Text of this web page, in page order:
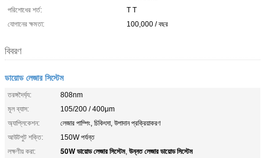
পরিশোধের শর্ত:
T T
যোগানের ক্ষমতা:
100,000 / বছর
বিবরণ
ডায়োড লেজার সিস্টেম
তরঙ্গদৈর্ঘ্য:
808nm
মূল ব্যাস:
105/200 / 400μm
অ্যাপ্লিকেশন:
লেজার পাম্পিং, চিকিৎসা, উপাদান প্রক্রিয়াকরণ
আউটপুট শক্তি:
150W পর্যন্ত
লক্ষণীয় করা:
50W ডায়োড লেজার সিস্টেম, উন্নত লেজার ডায়োড সিস্টেম